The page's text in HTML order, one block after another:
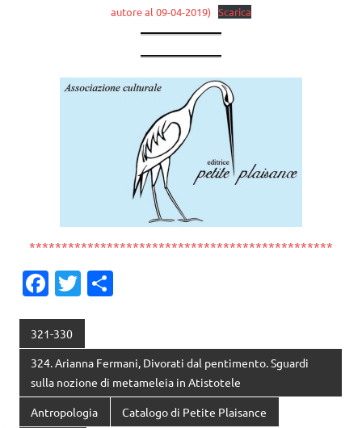
autore al 09-04-2019) Scarica
***********************************************
Fa
e
b
o
o
T
te
r
di
vi
di
321-330
324. Arianna Fermani, Divorati dal pentimento. Sguardi
sulla nozione di metameleia in Atistotele
Antropologia Catalogo di Petite Plaisance